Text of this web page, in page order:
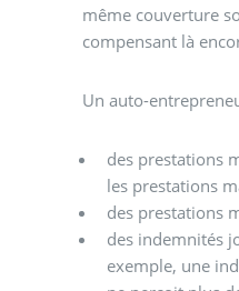
même couverture
compensant là
Un auto-
des prestations
les prestations
des prestations
des indemnités
exemple, une